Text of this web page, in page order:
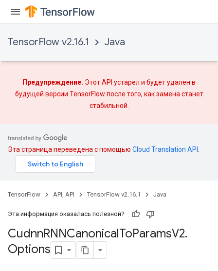
TensorFlow v2.16.1 Java
Предупреждение. Этот API устарел и будет удален в
будущей версии TensorFlow после того, какзамена станет
стабильной.
Эта страница переведена с помощью Cloud Translation API
TensorFlow API, API TensorFlow v2.16.1 Java
Эта информация оказалась полезной?
CudnnRNNCanonicalToParamsV2.
Options